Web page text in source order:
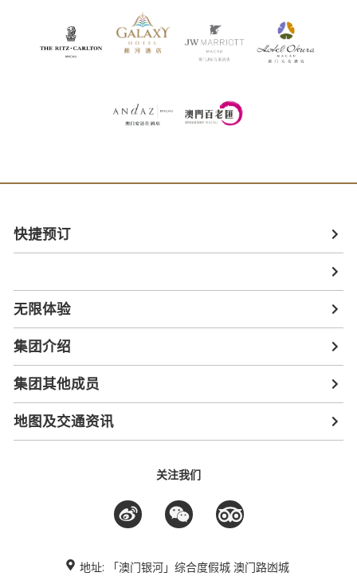
快捷预订
无限体验
集团介绍
集团其他成员
地图及交通资讯
关注我们
地址: 「澳门银河」综合度假城 澳门路凼城